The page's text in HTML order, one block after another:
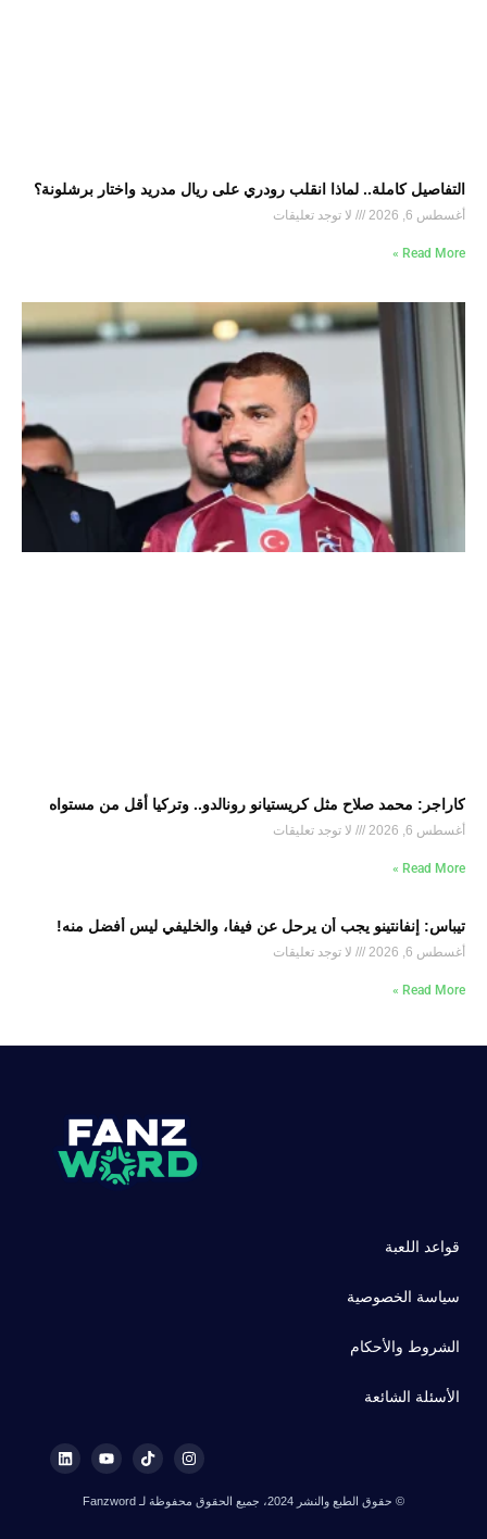
التفاصيل كاملة.. لماذا انقلب رودري على ريال مدريد واختار برشلونة؟
أغسطس 6, 2026 لا توجد تعليقات
Read More »
كاراجر: محمد صلاح مثل كريستيانو رونالدو.. وتركيا أقل من مستواه
أغسطس 6, 2026 لا توجد تعليقات
Read More »
تيباس: إنفانتينو يجب أن يرحل عن فيفا، والخليفي ليس أفضل منه!
أغسطس 6, 2026 لا توجد تعليقات
Read More »
قواعد اللعبة
سياسة الخصوصية
الشروط والأحكام
الأسئلة الشائعة
© حقوق الطبع والنشر 2024، جميع الحقوق محفوظة لـ Fanzword